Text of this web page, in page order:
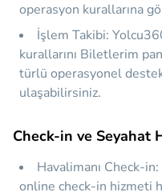
operasyon kurallarına
İşlem Takibi:
kurallarını Biletlerim
türlü operasyonel
ulaşabilirsiniz.
Check-in ve Seyahat
Havalimanı Check-in:
online check-in hizmeti